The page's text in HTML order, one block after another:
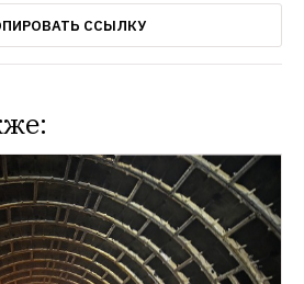
ССЫЛКУ
открылась лыжная
снегомОна будет